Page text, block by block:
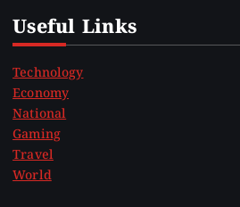
Useful Links
Technology
Economy
National
Gaming
Travel
World